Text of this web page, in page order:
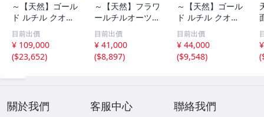
～【天然】ゴール
ド ルチル クオー
ツ 丸玉 18.2mm
8.5g
目前出價
¥ 109,000
($23,652)
～【天然】フラワ
ールチルオーツ
丸玉 10.5mm 1.6
g
目前出價
¥ 41,000
($8,897)
～【天然】ゴール
ド ルチル クオー
ツ 丸玉 13.7mm
3.7g
目前出價
¥ 44,000
($9,548)
(
關於我們 客服中心 聯絡我們